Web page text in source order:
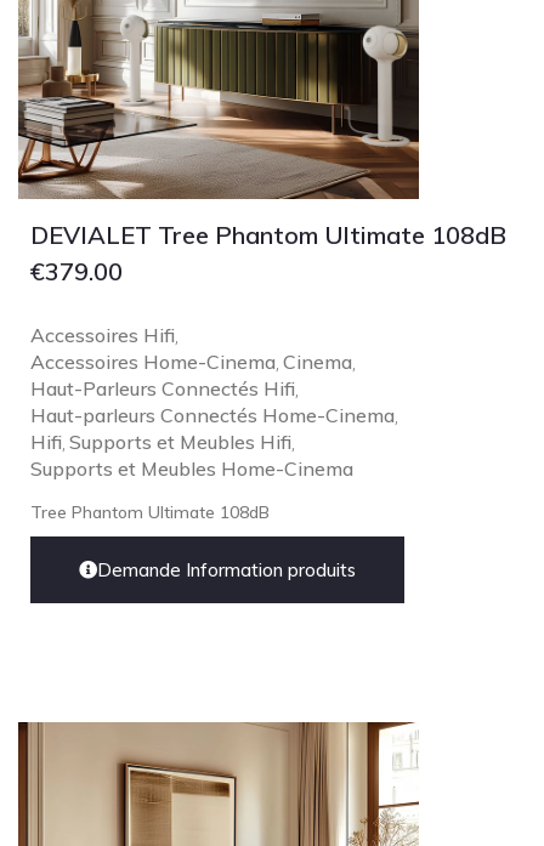
DEVIALET Tree Phantom Ultimate 108dB
€379.00
Accessoires Hifi
Accessoires Home-Cinema Cinema
Haut-Parleurs Connectés Hifi
Haut-parleurs Connectés Home-Cinema
Hifi Supports et Meubles Hifi
Supports et Meubles Home-Cinema
Tree Phantom Ultimate 108dB
Demande Information produits